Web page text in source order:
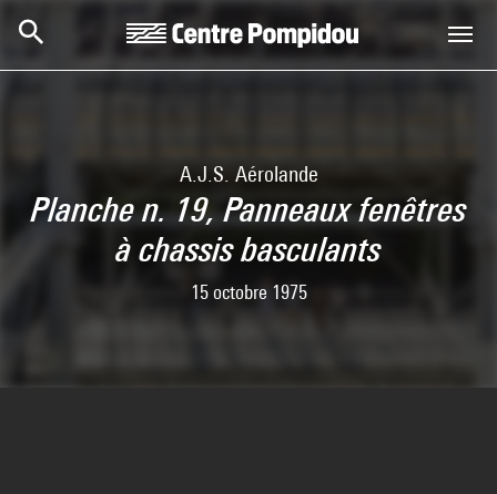
A.J.S. Aérolande
Planche n. 19, Panneaux fenêtres
à chassis basculants
15 octobre 1975